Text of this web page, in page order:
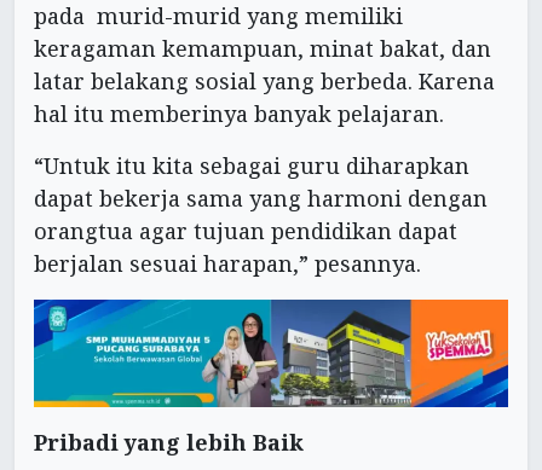
pada murid-murid yang memiliki
keragaman kemampuan, minat bakat, dan
latar belakang sosial yang berbeda. Karena
hal itu memberinya banyak pelajaran.
“Untuk itu kita sebagai guru diharapkan
dapat bekerja sama yang harmoni dengan
orangtua agar tujuan pendidikan dapat
berjalan sesuai harapan,” pesannya.
Pribadi yang lebih Baik